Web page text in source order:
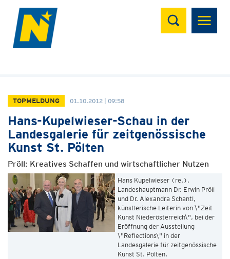
Suchen
TOPMELDUNG 01.10.2012 | 09:58
Hans-Kupelwieser-Schau in der
Landesgalerie für zeitgenössische
Kunst St. Pölten
Pröll: Kreatives Schaffen und wirtschaftlicher Nutzen
Hans Kupelwieser (re.),
Landeshauptmann Dr. Erwin Pröll
und Dr. Alexandra Schantl,
künstlerische Leiterin von \"Zeit
Kunst Niederösterreich\", bei der
Eröffnung der Ausstellung
\"Reflections\" in der
Landesgalerie für zeitgenössische
Kunst St. Pölten.